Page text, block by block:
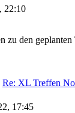
Beitrag
22:10
zu den
Re: XL Treffen
Beitrag
17:45